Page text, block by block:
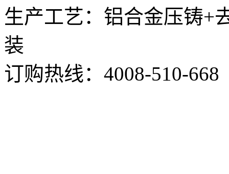
生产工艺：铝合金压铸+
装
订购热线： 4008-510-668